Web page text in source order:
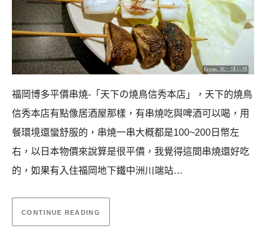
福岡博多平價串燒-「天下の燒鳥信秀本店」，天下的燒鳥
信秀本店有點像居酒屋那樣，有串燒吃與啤酒可以喝，用
餐環境還蠻舒服的，串燒一串大概都是100~200日幣左
右，以日本物價來說算是很平價，我覺得這間串燒還好吃
的，如果有入住福岡地下鐵中洲川端站…
CONTINUE READING